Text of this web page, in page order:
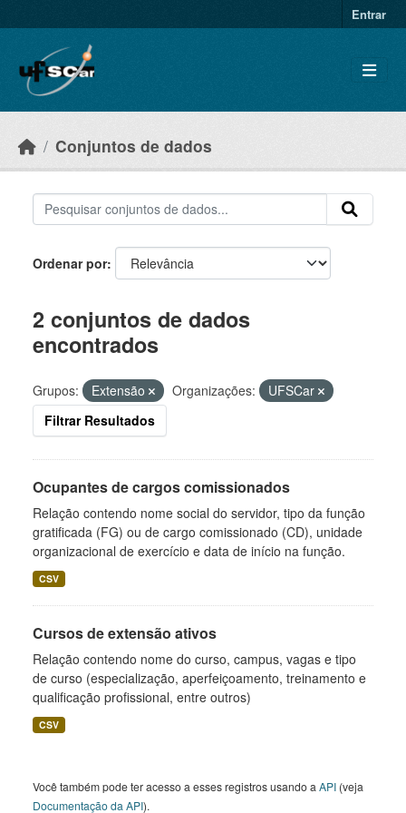
Entrar
Conjuntos de dados
Ordenar por
2 conjuntos de dados
encontrados
Grupos: Extensão Organizações:
UFSCar
Filtrar Resultados
Ocupantes de cargos comissionados
Relação contendo nome social do servidor, tipo da função
gratificada (FG) ou de cargo comissionado (CD), unidade
organizacional de exercício e data de início na função.
CSV
Cursos de extensão ativos
Relação contendo nome do curso, campus, vagas e tipo
de curso (especialização, aperfeiçoamento, treinamento e
qualificação profissional, entre outros)
CSV
Você também pode ter acesso a esses registros usando a API (veja
Documentação da API).